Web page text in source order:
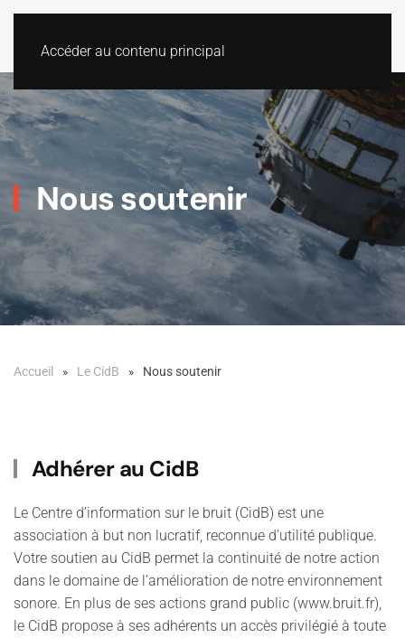
Accéder au contenu principal
Nous soutenir
Accueil Le CidB Nous soutenir
Adhérer au CidB
Le Centre d’information sur le bruit (CidB) est une
association à but non lucratif, reconnue d’utilité publique.
Votre soutien au CidB permet la continuité de notre action
dans le domaine de l’amélioration de notre environnement
sonore. En plus de ses actions grand public (www.bruit.fr),
le CidB propose à ses adhérents un accès privilégié à toute